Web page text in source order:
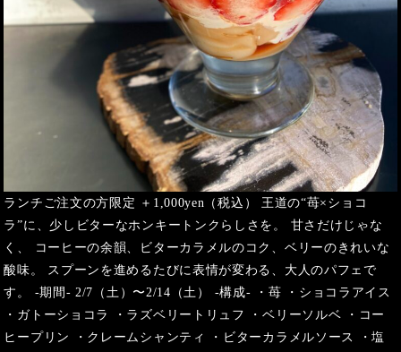
ランチご注文の方限定 ＋1,000yen（税込） 王道の“苺×ショコ
ラ”に、少しビターなホンキートンクらしさを。 甘さだけじゃな
く、 コーヒーの余韻、ビターカラメルのコク、ベリーのきれいな
酸味。 スプーンを進めるたびに表情が変わる、大人のパフェで
す。 -期間- 2/7（土）〜2/14（土） -構成- ・苺 ・ショコラアイス
・ガトーショコラ ・ラズベリートリュフ ・ベリーソルベ ・コー
ヒープリン ・クレームシャンティ ・ビターカラメルソース ・塩